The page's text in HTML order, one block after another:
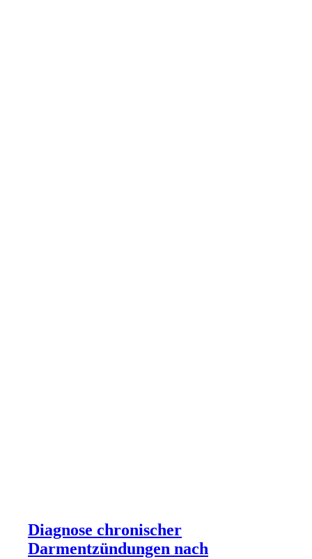
Diagnose chronischer
Darmentzündungen nach